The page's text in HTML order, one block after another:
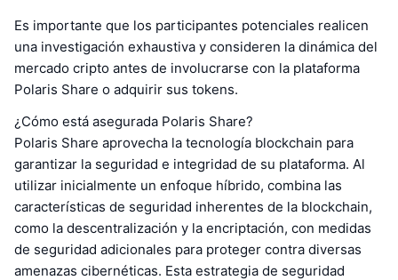
Es importante que los participantes potenciales realicen
una investigación exhaustiva y consideren la dinámica del
mercado cripto antes de involucrarse con la plataforma
Polaris Share o adquirir sus tokens.
¿Cómo está asegurada Polaris Share?
Polaris Share aprovecha la tecnología blockchain para
garantizar la seguridad e integridad de su plataforma. Al
utilizar inicialmente un enfoque híbrido, combina las
características de seguridad inherentes de la blockchain,
como la descentralización y la encriptación, con medidas
de seguridad adicionales para proteger contra diversas
amenazas cibernéticas. Esta estrategia de seguridad